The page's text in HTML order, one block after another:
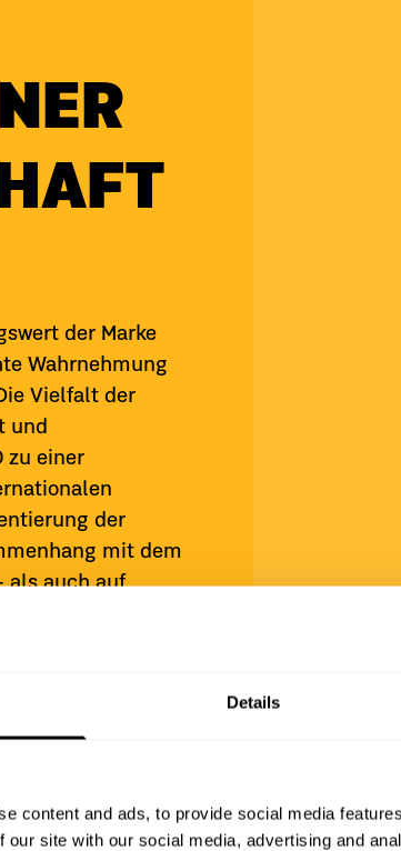
Details
content and ads, to provide social media
our site with our social media, advertising and
der Marke
Wahrnehmung
Vielfalt der
und
zu einer
der
mit dem
als auch auf